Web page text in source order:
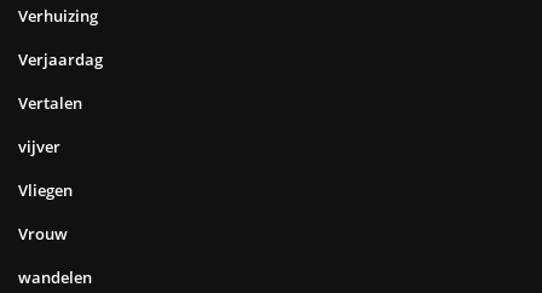
Verhuizing
Verjaardag
Vertalen
vijver
Vliegen
Vrouw
wandelen